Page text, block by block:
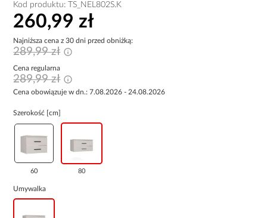
Kod produktu: TS_NEL802S.K
260,99 zł
Najniższa cena z 30 dni przed obniżką:
289,99 zł
Cena regularna
289,99 zł
Cena obowiązuje w dn.: 7.08.2026 - 24.08.2026
Szerokość [cm]
60 80
Umywalka